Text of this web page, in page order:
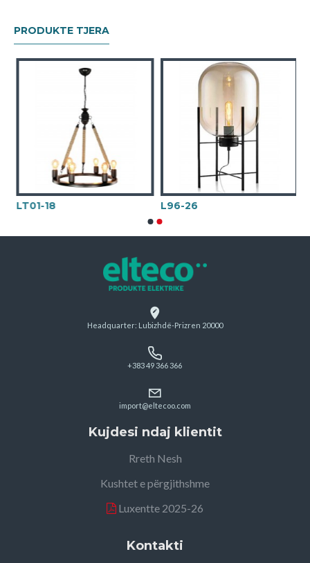
PRODUKTE TJERA
LT01-18 L96-26
Headquarter: Lubizhdë-Prizren 20000
+383 49 366 366
import@eltecoo.com
Kujdesi ndaj klientit
Rreth Nesh
Kushtet e përgjithshme
Luxentte 2025-26
Kontakti